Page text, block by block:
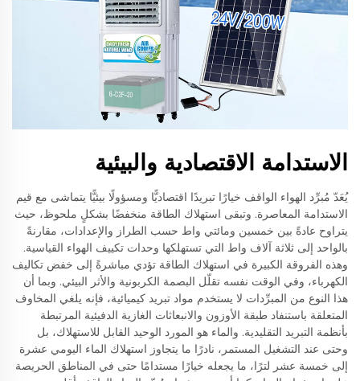
الاستدامة الاقتصادية والبيئية
يُعَدّ مُبرِّد الهواء الواقف خيارًا تبريدًا اقتصاديًّا ومسؤولًا بيئيًّا يتماشى مع قيم
الاستدامة المعاصرة. وتبقى استهلاك الطاقة منخفضًا بشكلٍ ملحوظ، حيث
يتراوح عادةً بين خمسين ومائتي واط حسب الطراز والإعدادات، مقارنةً
بالواحد إلى ثلاثة آلاف واط التي تستهلكها وحدات تكييف الهواء القياسية.
وهذه الفروقة الكبيرة في استهلاك الطاقة تؤدي مباشرةً إلى خفض تكاليف
الكهرباء، وفي الوقت نفسه تقلّل البصمة الكربونية والأثر البيئي. وبما أن
هذا النوع من المبرِّدات لا يستخدم مواد تبريد كيميائية، فإنه يلغي المخاوف
المتعلقة باستنفاد طبقة الأوزون والانبعاثات الغازية الدفيئية المرتبطة
بأنظمة التبريد التقليدية. والماء هو المورد الوحيد القابل للاستهلاك، بل
وحتى عند التشغيل المستمر، نادرًا ما يتجاوز استهلاك الماء اليومي عشرة
إلى خمسة عشر لترًا، ما يجعله خيارًا مستدامًا حتى في المناطق الحريصة